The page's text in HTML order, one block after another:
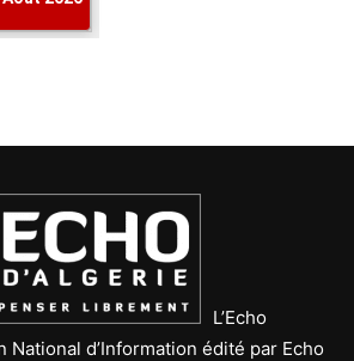
L’Echo
National d’Information édité par Echo